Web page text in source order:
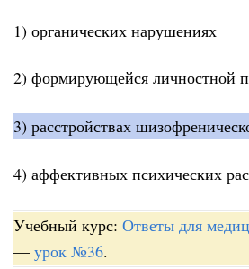
1) органических нарушениях
2) формирующейся личностной
3) расстройствах
4) аффективных психических
Учебный курс: Ответы для
— урок №36.